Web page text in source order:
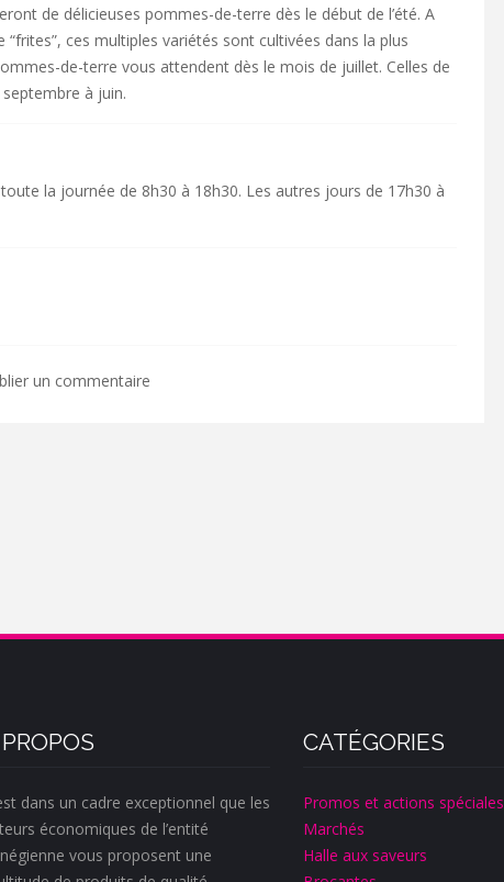
de délicieuses pommes-de-terre dès le début de l’été. A
ces multiples variétés sont cultivées dans la plus
de-terre vous attendent dès le mois de juillet. Celles de
à juin.
la journée de 8h30 à 18h30. Les autres jours de 17h30 à
un commentaire
dans un cadre exceptionnel que les
économiques de l’entité
vous proposent une
CATÉGORIES
Promos et actions spéciales
Marchés
Halle aux saveurs